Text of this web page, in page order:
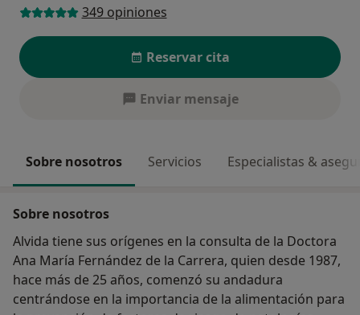
349 opiniones
Reservar cita
Enviar mensaje
Sobre nosotros Servicios Especialistas &
Sobre nosotros
Alvida tiene sus orígenes en la consulta de la Doctora
Ana María Fernández de la Carrera, quien desde 1987,
hace más de 25 años, comenzó su andadura
centrándose en la importancia de la alimentación para